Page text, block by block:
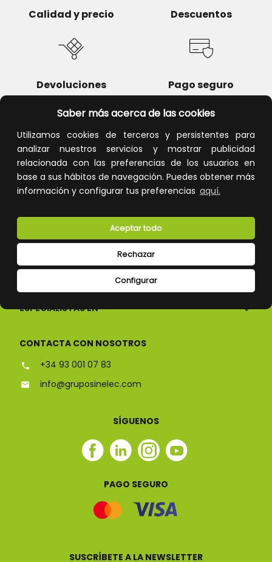
Saber más acerca de las cookies
Utilizamos cookies de terceros y persistentes para
analizar nuestros servicios y mostrar publicidad
relacionada con las preferencias de los usuarios en
base a sus hábitos de navegación. Puedes obtener más
información y configurar tus preferencias aquí.
Configurar
Rechazar
Aceptar todo
Calidad y precio Descuentos
Devoluciones Pago seguro
Atención al cliente
CONÓCENOS
ESPECIALISTAS EN
CONTACTA CON NOSOTROS
+34 93 001 07 83
info@gruposinelec.com
SÍGUENOS
Facebook
Linkedin
Instagram
Youtube
PAGO SEGURO
SUSCRÍBETE A LA NEWSLETTER